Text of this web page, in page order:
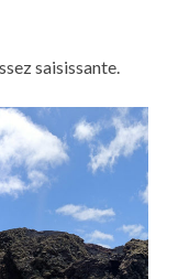
saisissante.